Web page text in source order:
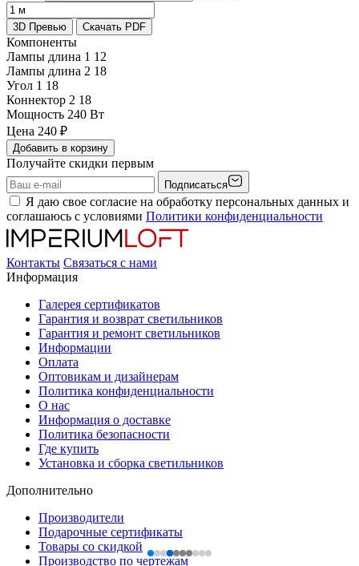
3D Превью Скачать PDF
Компоненты
Лампы длина 1 12
Лампы длина 2 18
Угол 1 18
Коннектор 2 18
Мощность 240 Вт
Цена 240 ₽
Добавить в корзину
Получайте скидки первым
Подписаться
Я даю свое согласие на обработку персональных данных и
соглашаюсь с условиями Политики конфиденциальности
Контакты Связаться с нами
Информация
Галерея сертификатов
Гарантия и возврат светильников
Гарантия и ремонт светильников
Информации
Оплата
Оптовикам и дизайнерам
Политика конфиденциальности
О нас
Информация о доставке
Политика безопасности
Где купить
Установка и сборка светильников
Дополнительно
Производители
Подарочные сертификаты
Товары со скидкой
Производство по чертежам